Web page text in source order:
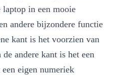
laptop in een mooie
andere bijzondere functie
kant is het voorzien van
andere kant is het een
eigen numeriek